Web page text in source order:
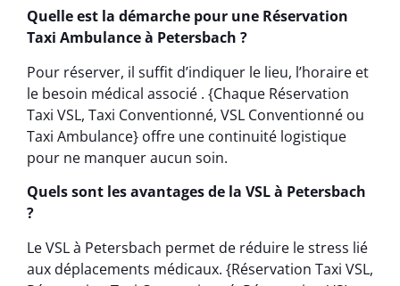
Quelle est la démarche pour une Réservation
Taxi Ambulance à Petersbach ?
Pour réserver, il suffit d’indiquer le lieu, l’horaire et
le besoin médical associé . {Chaque Réservation
Taxi VSL, Taxi Conventionné, VSL Conventionné ou
Taxi Ambulance} offre une continuité logistique
pour ne manquer aucun soin.
Quels sont les avantages de la VSL à Petersbach
?
Le VSL à Petersbach permet de réduire le stress lié
aux déplacements médicaux. {Réservation Taxi VSL,